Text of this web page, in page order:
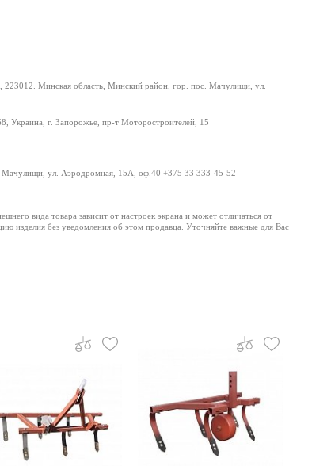
Минская область, Минский район, гор. пос. Мачулищи, ул.
г. Запорожье, пр-т Моторостроителей, 15
Мачулищи, ул. Аэродромная, 15А, оф.40 +375 33 333-45-52
вида товара зависит от настроек экрана и может отличаться от
изделия без уведомления об этом продавца. Уточняйте важные для Вас